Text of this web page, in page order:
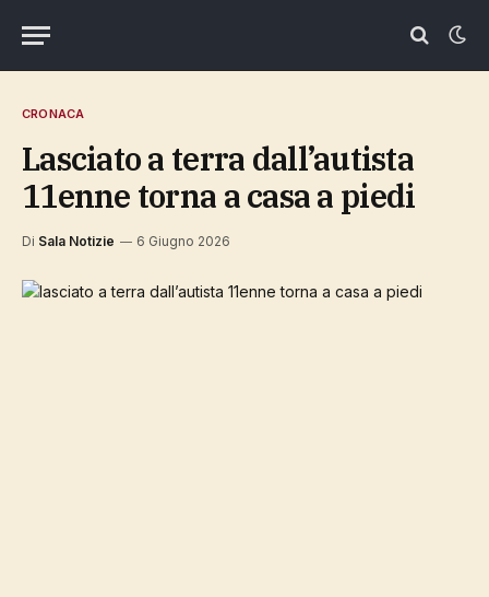
CRONACA
lasciato a terra dall’autista
11enne torna a casa a piedi
Di Sala Notizie 6 Giugno 2026